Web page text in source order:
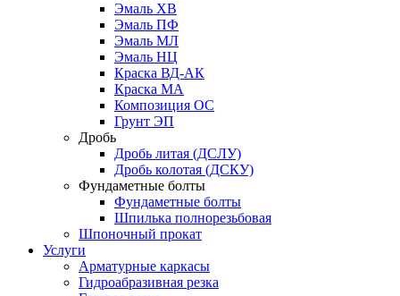
Эмаль ХВ
Эмаль ПФ
Эмаль МЛ
Эмаль НЦ
Краска ВД-АК
Краска МА
Композиция ОС
Грунт ЭП
Дробь
Дробь литая (ДСЛУ)
Дробь колотая (ДСКУ)
Фундаметные болты
Фундаметные болты
Шпилька полнорезьбовая
Шпоночный прокат
Услуги
Арматурные каркасы
Гидроабразивная резка